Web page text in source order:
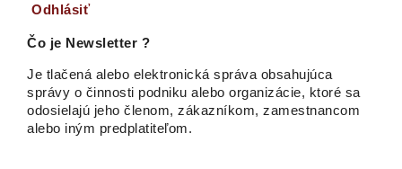
Odhlásiť
Čo je Newsletter ?
Je tlačená alebo elektronická správa obsahujúca
správy o činnosti podniku alebo organizácie, ktoré sa
odosielajú jeho členom, zákazníkom, zamestnancom
alebo iným predplatiteľom.